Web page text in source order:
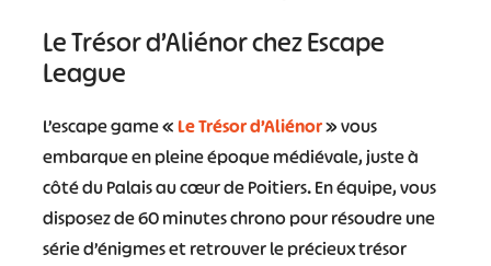
Le Trésor d’Aliénor chez Escape
League
L’escape game «Le Trésor d’Aliénor» vous
embarque en pleine époque médiévale, juste à
côté du Palais au cœur de Poitiers. En équipe, vous
disposez de 60 minutes chrono pour résoudre une
série d’énigmes et retrouver le précieux trésor